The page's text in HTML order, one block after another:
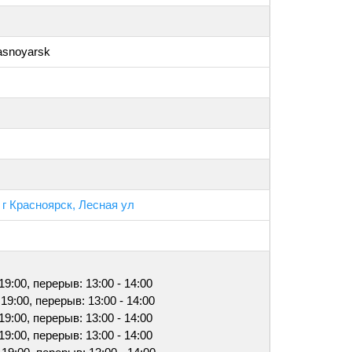
Красноярск, Лесная ул
перерыв: 13:00 - 14:00
перерыв: 13:00 - 14:00
перерыв: 13:00 - 14:00
перерыв: 13:00 - 14:00